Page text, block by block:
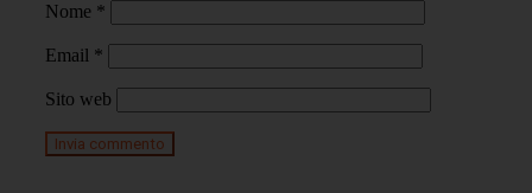
Nome *
Email *
Sito web